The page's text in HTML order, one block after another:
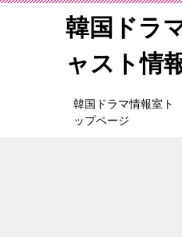
韓国ドラ
ャスト情
韓国ドラマ情報室ト
ップページ